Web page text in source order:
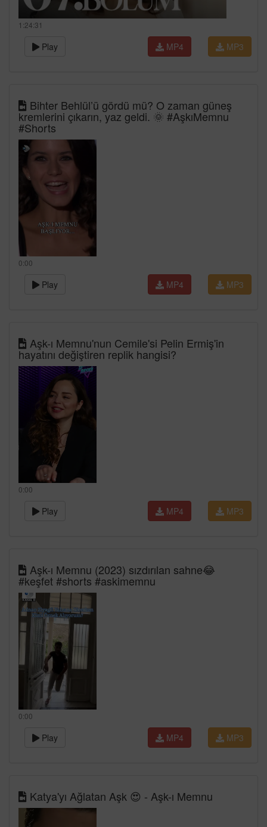
1:24:31
Play MP3
MP4
Bihter Behlül’ü gördü mü? O zaman güneş
kremlerini çıkarın, yaz geldi. 🌞 #AşkıMemnu
#Shorts
0:00
Play MP3
MP4
Aşk-ı Memnu'nun Cemile'si Pelin Ermiş'in
hayatını değiştiren replik hangisi?
0:00
Play MP3
MP4
Aşk-ı Memnu (2023) sızdırılan sahne😂
#keşfet #shorts #askimemnu
0:00
Play MP3
MP4
Katya'yı Ağlatan Aşk 😍 - Aşk-ı Memnu